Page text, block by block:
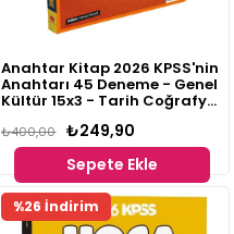
Anahtar Kitap 2026 KPSS'nin
Anahtarı 45 Deneme - Genel
Kültür 15x3 - Tarih Coğrafya
₺249,90
₺400,00
Sepete Ekle
%26 İndirim
Fırsat
Ürünü